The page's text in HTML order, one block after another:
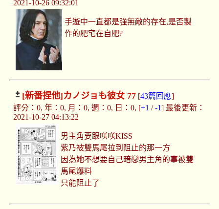
2021-10-26 09:32:01
手遊中一直都是強無敵的存在,是否製
作的肥宅在自肥?
[新番捏他]カノジョも彼女 77[43篇回應]
評分：0, 年：0, 月：0, 週：0, 日：0, [+1 /-1] 最後更新：
2021-10-27 04:13:22
男主角要跟咲咲KISS
紫乃被雙馬尾拉到阻止的那一方
因為她不想要自己暗戀男主角的事被雙
馬尾爆料
只能阻止了